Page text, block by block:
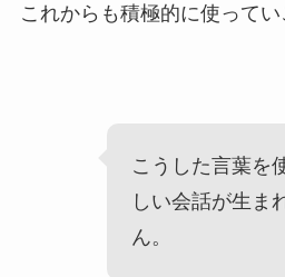
これからも積極的に使ってい
こうした言葉を
しい会話が生ま
ん。